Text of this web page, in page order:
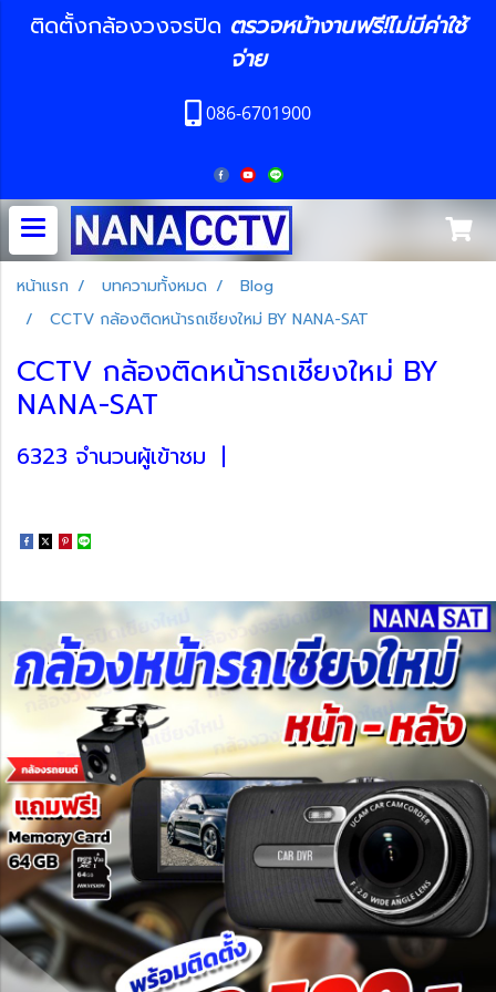
ติดตั้งกล้องวงจรปิด ตรวจหน้างานฟรี!ไม่มีค่าใช้
จ่าย
086-6701900
หน้าแรก บทความทั้งหมด
Blog
CCTV กล้องติดหน้ารถเชียงใหม่ BY NANA-SAT
CCTV กล้องติดหน้ารถเชียงใหม่ BY
NANA-SAT
6323 จำนวนผู้เข้าชม |